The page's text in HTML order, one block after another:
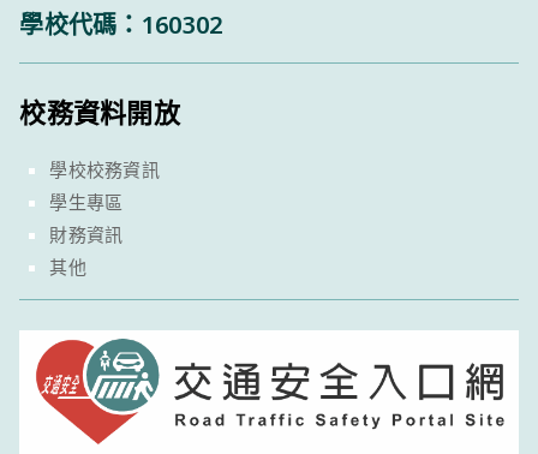
學校代碼：160302
校務資料開放
學校校務資訊
學生專區
財務資訊
其他